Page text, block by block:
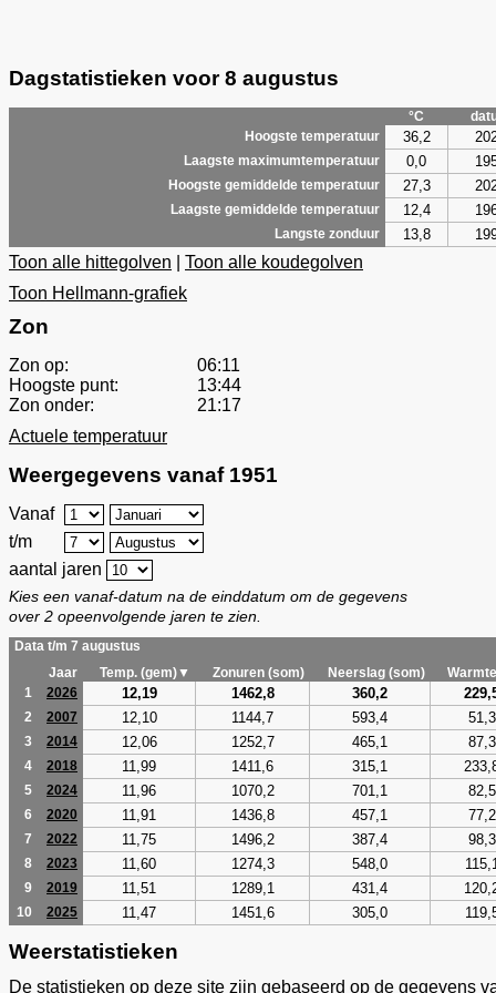
Dagstatistieken voor 8 augustus
°C
Hoogste temperatuur
36,2
Laagste maximumtemperatuur 0,0
Hoogste gemiddelde temperatuur 27,3
Laagste gemiddelde temperatuur 12,4
Langste zonduur 13,8
Toon alle hittegolven
Toon alle koudegolven
Toon Hellmann-grafiek
Zon
Zon op:
06:11
Hoogste punt:
13:44
Zon onder:
21:17
Actuele temperatuur
Weergegevens vanaf 1951
Vanaf
t/m
aantal jaren
Kies een vanaf-datum na de einddatum om de gegevens
over 2 opeenvolgende jaren te zien.
Data t/m 7 augustus
Jaar
Temp. (gem)▼ Zonuren (som) Neerslag (som)
1
2026 12,19 1462,8 360,2
2 2007 12,10 1144,7 593,4 51,3
3 2014 12,06 1252,7 465,1 87,3
4 2018 11,99 1411,6 315,1
5 2024 11,96 1070,2 701,1 82,5
6 2020 11,91 1436,8 457,1 77,2
7 2022 11,75 1496,2 387,4 98,3
8 2023 11,60 1274,3 548,0
9 2019 11,51 1289,1 431,4
10 2025 11,47 1451,6 305,0
Weerstatistieken
De statistieken op deze site zijn gebaseerd op de gegevens